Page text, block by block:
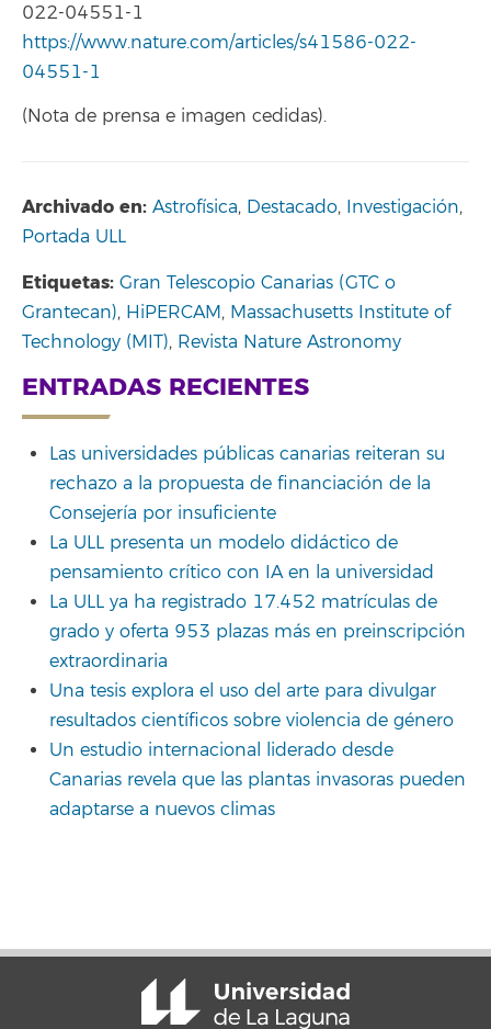
022-04551-1
https://www.nature.com/articles/s41586-022-
04551-1
(Nota de prensa e imagen cedidas).
Archivado en: Astrofísica, Destacado, Investigación,
Portada ULL
Etiquetas: Gran Telescopio Canarias (GTC o
Grantecan), HiPERCAM, Massachusetts Institute of
Technology (MIT), Revista Nature Astronomy
ENTRADAS RECIENTES
Las universidades públicas canarias reiteran su
rechazo a la propuesta de financiación de la
Consejería por insuficiente
La ULL presenta un modelo didáctico de
pensamiento crítico con IA en la universidad
La ULL ya ha registrado 17.452 matrículas de
grado y oferta 953 plazas más en preinscripción
extraordinaria
Una tesis explora el uso del arte para divulgar
resultados científicos sobre violencia de género
Un estudio internacional liderado desde
Canarias revela que las plantas invasoras pueden
adaptarse a nuevos climas